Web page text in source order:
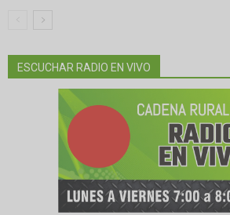
ESCUCHAR RADIO EN VIVO